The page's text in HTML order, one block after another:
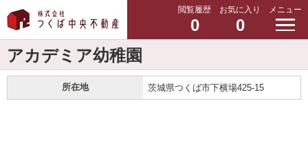
閲覧履歴
0
お気に入り
0
メニュー
アカデミア幼稚園
所在地 茨城県つくば市下横場425-15